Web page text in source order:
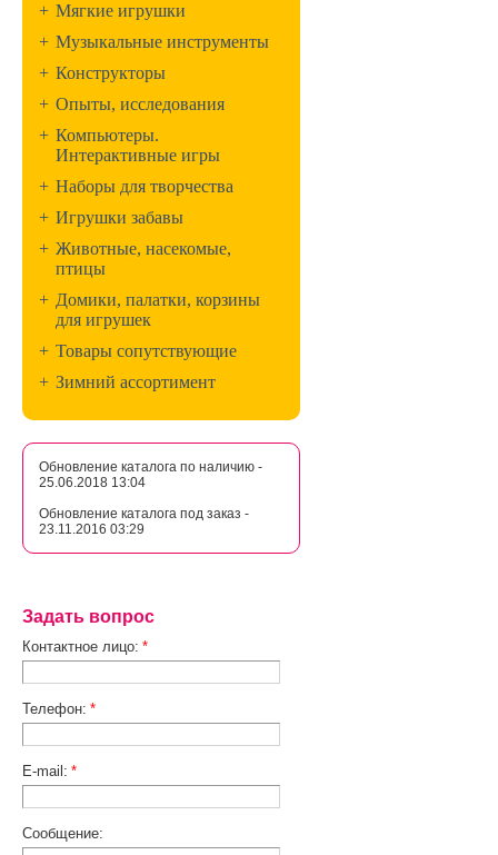
+ Мягкие игрушки
+ Музыкальные инструменты
+ Конструкторы
+ Опыты, исследования
+ Компьютеры.
Интерактивные игры
+ Наборы для творчества
+ Игрушки забавы
+ Животные, насекомые,
птицы
+ Домики, палатки, корзины
для игрушек
+ Товары сопутствующие
+ Зимний ассортимент
Обновление каталога по наличию -
25.06.2018 13:04
Обновление каталога под заказ -
23.11.2016 03:29
Задать вопрос
Контактное лицо: *
Телефон: *
E-mail: *
Сообщение: